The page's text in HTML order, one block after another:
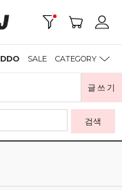
DDO SALE CATEGORY
글쓰기
검색